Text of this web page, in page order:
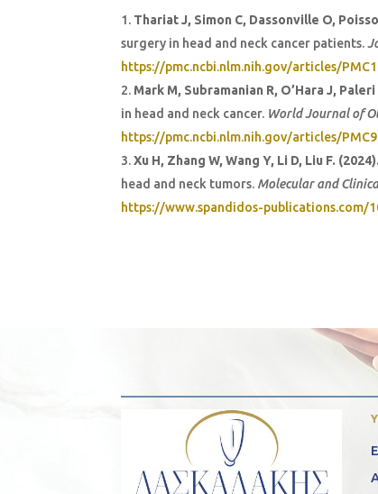
Thariat J, Simon C, Dassonville O,
surgery in head and neck cancer patients.
https://pmc.ncbi.nlm.nih.gov/articles/
Mark M, Subramanian R, O’Hara J, Paleri
in head and neck cancer. World Journal of
https://pmc.ncbi.nlm.nih.gov/articles/
Xu H, Zhang W, Wang Y, Li D, Liu F. (2024).
head and neck tumors. Molecular and
https://www.spandidos-publications.com/